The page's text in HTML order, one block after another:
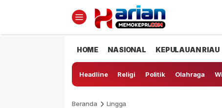
HOME NASIONAL KEPULAUAN RIAU
Headline Religi Politik Olahraga
Beranda Lingga